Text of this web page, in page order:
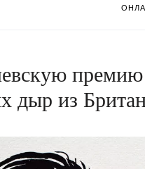
премию
дыр из